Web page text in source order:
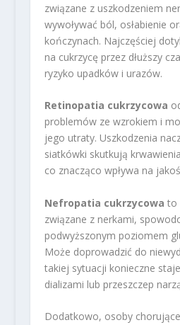
związane z uszkodzeniem
wywoływać ból, osłabienie
kończynach. Najczęściej
na cukrzycę przez dłuższy
ryzyko upadków i urazów.
Retinopatia cukrzycowa
problemów ze wzrokiem i
jego utraty. Uszkodzenia
siatkówki skutkują
co znacząco wpływa na
Nefropatia cukrzycowa to
związane z nerkami,
podwyższonym poziomem
Może doprowadzić do
takiej sytuacji konieczne
dializami lub przeszczep
Dodatkowo, osoby